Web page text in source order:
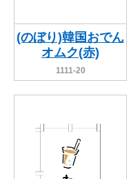
(のぼり)韓国おでん
オムク(赤)
1111-20